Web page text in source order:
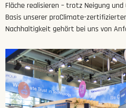
Fläche realisieren – trotz Neigung
Basis unserer proClimate-
Nachhaltigkeit gehört bei uns von